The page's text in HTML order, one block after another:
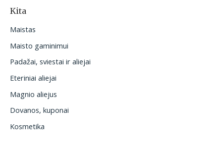
Kita
Maistas
Maisto gaminimui
Padažai, sviestai ir aliejai
Eteriniai aliejai
Magnio aliejus
Dovanos, kuponai
Kosmetika